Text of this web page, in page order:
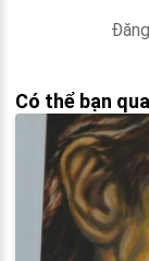
Có thể bạn